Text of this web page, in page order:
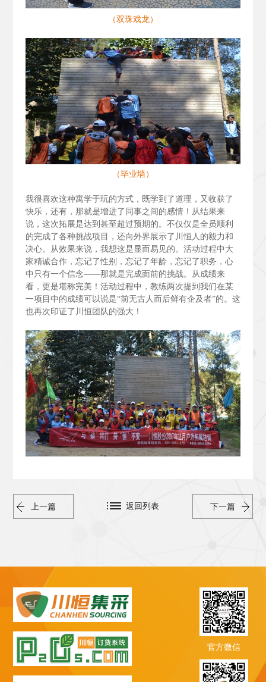
（双珠戏龙）
（毕业墙）
我很喜欢这种寓学于玩的方式，既学到了道理，又收获了
快乐，还有，那就是增进了同事之间的感情！从结果来
说，这次拓展是达到甚至超过预期的。不仅仅是全员顺利
的完成了各种挑战项目，还向外界展示了川恒人的毅力和
决心。从效果来说，我想这是显而易见的。活动过程中大
家精诚合作，忘记了性别，忘记了年龄，忘记了职务，心
中只有一个信念——那就是完成面前的挑战。从成绩来
看，更是堪称完美！活动过程中，教练两次提到我们在某
一项目中的成绩可以说是“前无古人而后鲜有企及者”的。这
也再次印证了川恒团队的强大！
上一篇 下一篇
返回列表
官方微信